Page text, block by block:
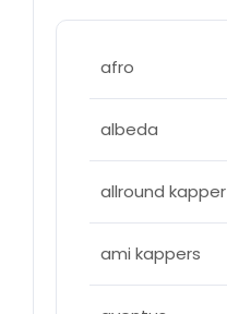
afro
albeda
allround kapper
ami kappers